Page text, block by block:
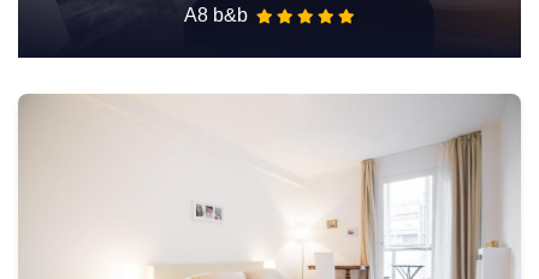
A8 b&b